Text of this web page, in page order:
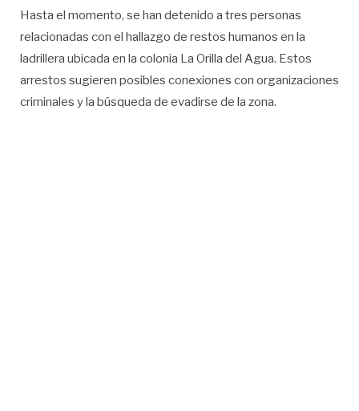
Hasta el momento, se han detenido a tres personas
relacionadas con el hallazgo de restos humanos en la
ladrillera ubicada en la colonia La Orilla del Agua. Estos
arrestos sugieren posibles conexiones con organizaciones
criminales y la búsqueda de evadirse de la zona.